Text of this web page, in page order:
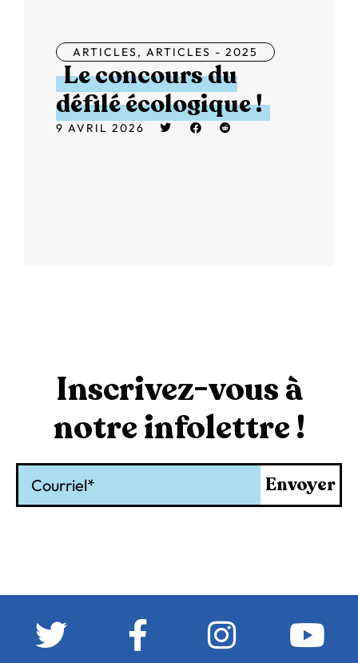
ARTICLES, ARTICLES - 2025
Le concours du
défilé écologique !
9 AVRIL 2026
Inscrivez-vous à
notre infolettre !
Envoyer